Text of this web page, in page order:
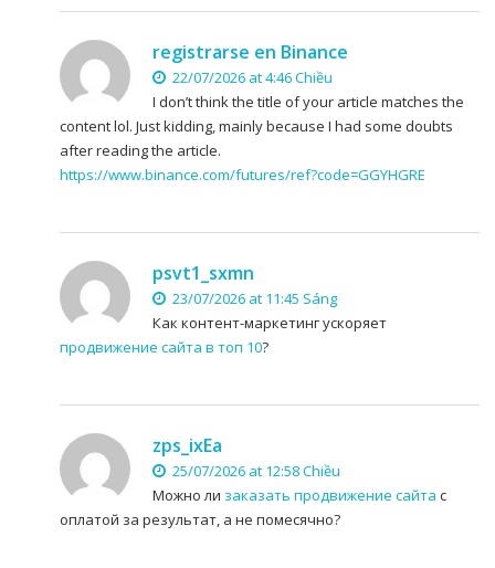
registrarse en Binance
22/07/2026 at 4:46 Chiều
I don’t think the title of your article matches the
content lol. Just kidding, mainly because I had some doubts
after reading the article.
https://www.binance.com/futures/ref?code=GGYHGRE
psvt1_sxmn
23/07/2026 at 11:45 Sáng
Как контент-маркетинг ускоряет
продвижение сайта в топ 10?
zps_ixEa
25/07/2026 at 12:58 Chiều
Можно ли заказать продвижение сайта с
оплатой за результат, а не помесячно?